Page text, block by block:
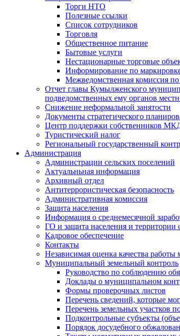
Торги НТО
Полезные ссылки
Список сотрудников
Торговля
Общественное питание
Бытовые услуги
Нестационарные торговые
Информирование по
Межведомственная комиссия
Отчет главы Кумылженского
подведомственных ему органов
Снижение неформальной занятости
Документы стратегического
Центр поддержки собственников
Туристический налог
Региональный государственный
Администрация
Администрации сельских поселений
Актуальньная информация
Архивный отдел
Антитеррористическая безопасность
Административная комиссия
Защита населения
Информация о среднемесячной
ГО и защита населения и территории
Кадровое обеспечение
Контакты
Независимая оценка качества
Муниципальный земельный контроль
Руководство по соблюдению
Доклады о муниципальном
Формы проверочных листов
Перечень сведений, которые
Перечень земельных участков
Подконтрольные субъекты
Порядок досудебного